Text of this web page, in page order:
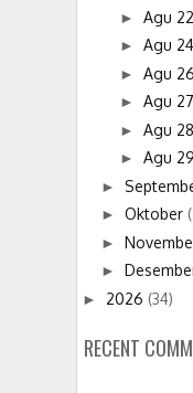
► Agu 22
► Agu 24
► Agu 26
► Agu 27
► Agu 28
► Agu 29
►
► Oktober
►
►
► 2026 (34)
RECENT